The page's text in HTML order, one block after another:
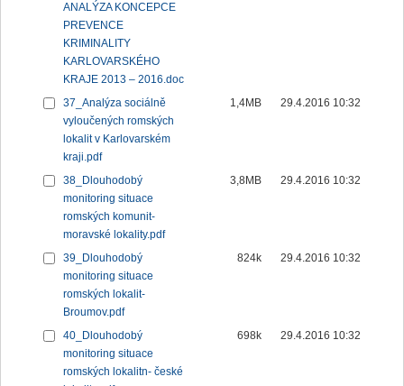
ANALÝZA KONCEPCE
PREVENCE
KRIMINALITY
KARLOVARSKÉHO
KRAJE 2013 – 2016.doc
37_Analýza sociálně
vyloučených romských
lokalit v Karlovarském
kraji.pdf
1,4MB 29.4.2016 10:32
38_Dlouhodobý
monitoring situace
romských komunit-
moravské lokality.pdf
3,8MB 29.4.2016 10:32
39_Dlouhodobý
monitoring situace
romských lokalit-
Broumov.pdf
824k 29.4.2016 10:32
40_Dlouhodobý
monitoring situace
romských lokalitn- české
698k 29.4.2016 10:32